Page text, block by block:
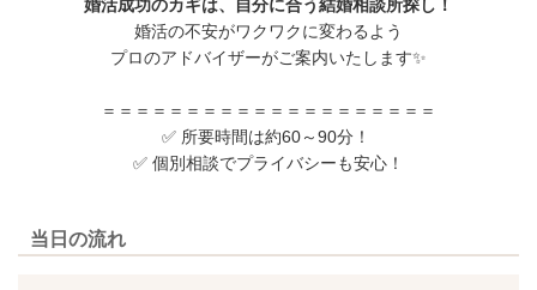
婚活成功のカギは、自分に合う結婚相談所探し！
婚活の不安がワクワクに変わるよう
プロのアドバイザーがご案内いたします✨
＝＝＝＝＝＝＝＝＝＝＝＝＝＝＝＝＝＝＝＝
✅ 所要時間は約60～90分！
✅ 個別相談でプライバシーも安心！
当日の流れ